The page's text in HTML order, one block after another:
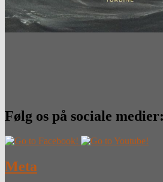
Følg os på sociale medier:
Meta